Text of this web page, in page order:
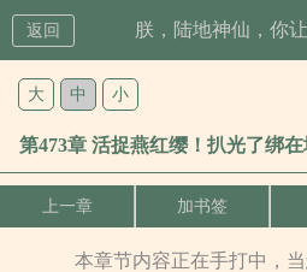
返回 朕，陆地神仙，你
大 中 小
第473章 活捉燕红缨！扒光了绑在
上一章 加书签
本章节内容正在手打中，